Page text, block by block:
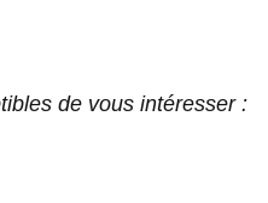
de vous intéresser :